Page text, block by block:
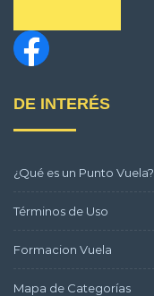
DE INTERÉS
¿Qué es un Punto Vuela?
Términos de Uso
Formacion Vuela
Mapa de Categorías